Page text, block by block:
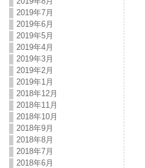
2019年7月
2019年6月
2019年5月
2019年4月
2019年3月
2019年2月
2019年1月
2018年12月
2018年11月
2018年10月
2018年9月
2018年8月
2018年7月
2018年6月